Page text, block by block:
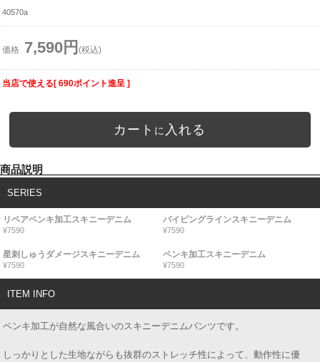
40570a
価格 7,590円 (税込)
当店で使える[ 690ポイント進呈 ]
カート に 入れる
商品説明
SERIES
リペアペンキ加工スキニーデニム
¥7590
パイピングラインスキニーデニム
¥7590
星刺しゅうダメージスキニーデニム
¥7590
ペンキ加工スキニーデニム
¥7590
ITEM INFO
ペンキ加工が自然な風合いのスキニーデニムパンツです。
しっかりとした生地ながらも抜群のストレッチ性によって、動作性に優